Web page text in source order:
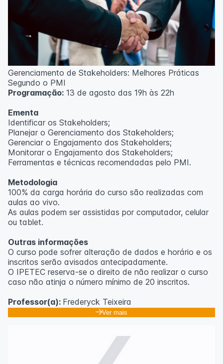
Metodologia
100% da carga horária do curso são realizadas com
aulas ao vivo.
As aulas podem ser assistidas por computador, celular
Outras informações
O curso pode sofrer alteração de dados e horário e os
inscritos serão avisados ​​antecipadamente.
O IPETEC reserva-se o direito de não realizar o curso
Professor(a):Frederyck Teixeira
Gerenciamento de Stakeholders: Melhores Práticas
Segundo o PMI
Programação: 13 de agosto das 19h às 22h
Ementa
Identificar os Stakeholders;
Planejar o Gerenciamento dos Stakeholders;
Gerenciar o Engajamento dos Stakeholders;
Monitorar o Engajamento dos Stakeholders;
Ferramentas e técnicas recomendadas pelo PMI.
Metodologia
100% da carga horária do curso são realizadas com
aulas ao vivo.
As aulas podem ser assistidas por computador, celular
ou tablet.
Outras informações
O curso pode sofrer alteração de dados e horário e os
inscritos serão avisados ​​antecipadamente.
O IPETEC reserva-se o direito de não realizar o curso
caso não atinja o número mínimo de 20 inscritos.
Professor(a): Frederyck Teixeira
Ver mais